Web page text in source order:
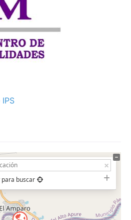
para buscar